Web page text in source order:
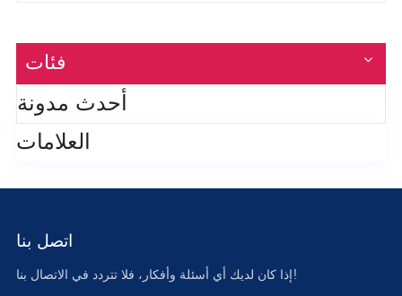
فئات
أحدث مدونة
العلامات
اتصل بنا
إذا كان لديك أي أسئلة وأفكار، فلا تتردد في الاتصال بنا!